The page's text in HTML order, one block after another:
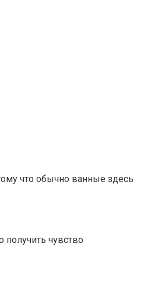
что обычно ванные здесь
получить чувство